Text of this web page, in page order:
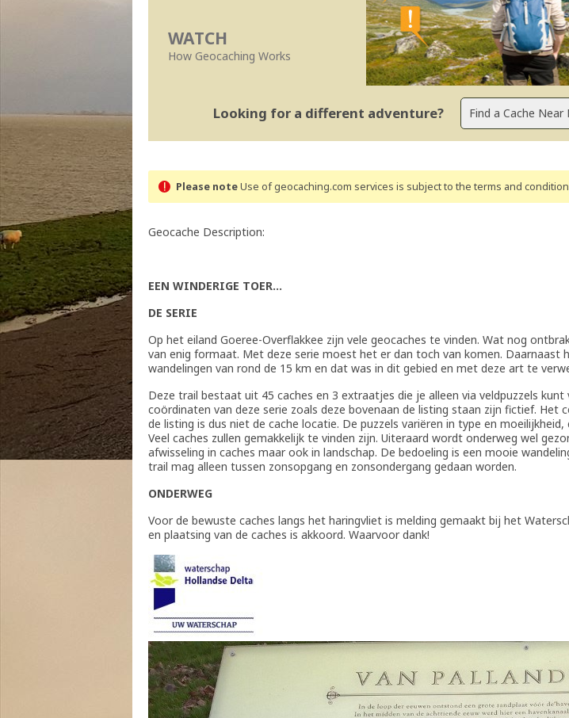
WATCH
How Geocaching Works
Looking for a different adventure?
Please noteUse of geocaching.com services is subject to the terms and
Geocache Description:
EEN WINDERIGE TOER…
DE SERIE
Op het eiland Goeree-Overflakkee zijn vele geocaches te vinden. Wat nog
van enig formaat. Met deze serie moest het er dan toch van komen. Daarnaast
wandelingen van rond de 15 km en dat was in dit gebied en met deze art te
Deze trail bestaat uit 45 caches en 3 extraatjes die je alleen via veldpuzzels kunt
coördinaten van deze serie zoals deze bovenaan de listing staan zijn fictief. Het
de listing is dus niet de cache locatie. De puzzels variëren in type en moeilijkheid,
Veel caches zullen gemakkelijk te vinden zijn. Uiteraard wordt onderweg wel
afwisseling in caches maar ook in landschap. De bedoeling is een mooie
trail mag alleen tussen zonsopgang en zonsondergang gedaan worden.
ONDERWEG
Voor de bewuste caches langs het haringvliet is melding gemaakt bij het
en plaatsing van de caches is akkoord. Waarvoor dank!